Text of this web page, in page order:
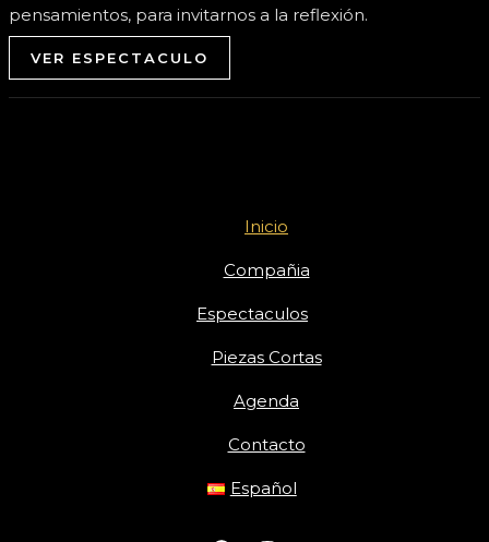
pensamientos, para invitarnos a la reflexión.
VER ESPECTACULO
Inicio
Compañia
Espectaculos
Piezas Cortas
Agenda
Contacto
Español